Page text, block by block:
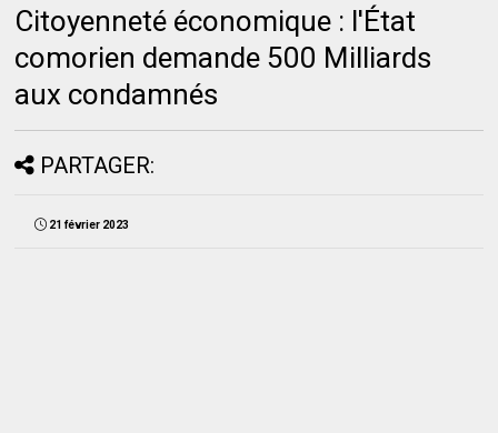
Citoyenneté économique : l'État
comorien demande 500 Milliards
aux condamnés
PARTAGER:
21 février 2023